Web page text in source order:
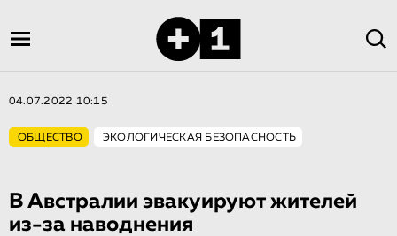
04.07.2022 10:15
ОБЩЕСТВО ЭКОЛОГИЧЕСКАЯ БЕЗОПАСНОСТЬ
В Австралии эвакуируют жителей
из-за наводнения